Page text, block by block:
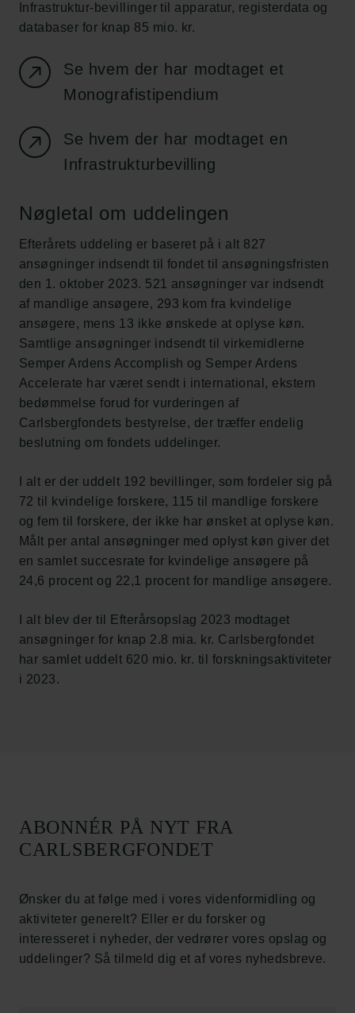
Infrastruktur-bevillinger til apparatur, registerdata og
databaser for knap 85 mio. kr.
Se hvem der har modtaget et
Monografistipendium
Se hvem der har modtaget en
Infrastrukturbevilling
Nøgletal om uddelingen
Efterårets uddeling er baseret på i alt 827
ansøgninger indsendt til fondet til ansøgningsfristen
den 1. oktober 2023. 521 ansøgninger var indsendt
af mandlige ansøgere, 293 kom fra kvindelige
ansøgere, mens 13 ikke ønskede at oplyse køn.
Samtlige ansøgninger indsendt til virkemidlerne
Semper Ardens Accomplish og Semper Ardens
Accelerate har været sendt i international, ekstern
bedømmelse forud for vurderingen af
Carlsbergfondets bestyrelse, der træffer endelig
beslutning om fondets uddelinger.
I alt er der uddelt 192 bevillinger, som fordeler sig på
72 til kvindelige forskere, 115 til mandlige forskere
og fem til forskere, der ikke har ønsket at oplyse køn.
Målt per antal ansøgninger med oplyst køn giver det
en samlet succesrate for kvindelige ansøgere på
24,6 procent og 22,1 procent for mandlige ansøgere.
I alt blev der til Efterårsopslag 2023 modtaget
ansøgninger for knap 2.8 mia. kr. Carlsbergfondet
har samlet uddelt 620 mio. kr. til forskningsaktiviteter
i 2023.
ABONNÉR PÅ NYT FRA
CARLSBERGFONDET
Ønsker du at følge med i vores videnformidling og
aktiviteter generelt? Eller er du forsker og
interesseret i nyheder, der vedrører vores opslag og
uddelinger? Så tilmeld dig et af vores nyhedsbreve.
Links
Pressekontakt
Carlsbergfondet
Carlsberg Group
Frederiksborg • Nationalhistorisk Museum
Ny Carlsbergfondet
Ny Carlsberg Glyptotek